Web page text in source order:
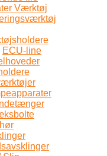
Værktøj
ECU-line